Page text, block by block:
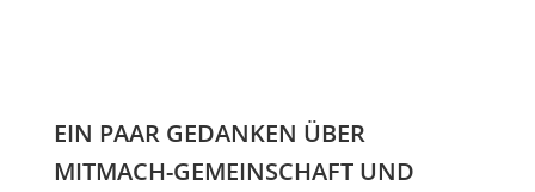
EIN PAAR GEDANKEN ÜBER
MITMACH-GEMEINSCHAFT UND